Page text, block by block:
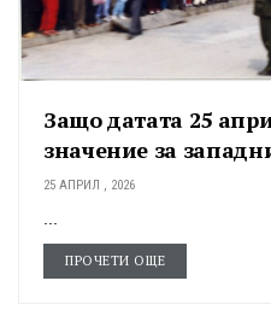
Защо датата 25
значение за
25 АПРИЛ , 2026
...
ПРОЧЕТИ ОЩЕ